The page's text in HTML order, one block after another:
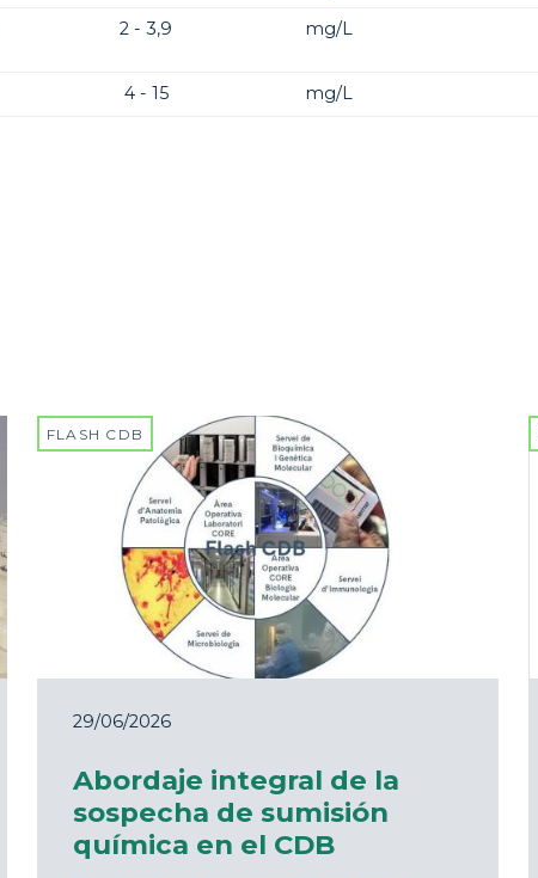
2 - 3,9 mg/L
4 - 15 mg/L
FLASH CDB
29/06/2026
Abordaje integral de la
sospecha de sumisión
química en el CDB